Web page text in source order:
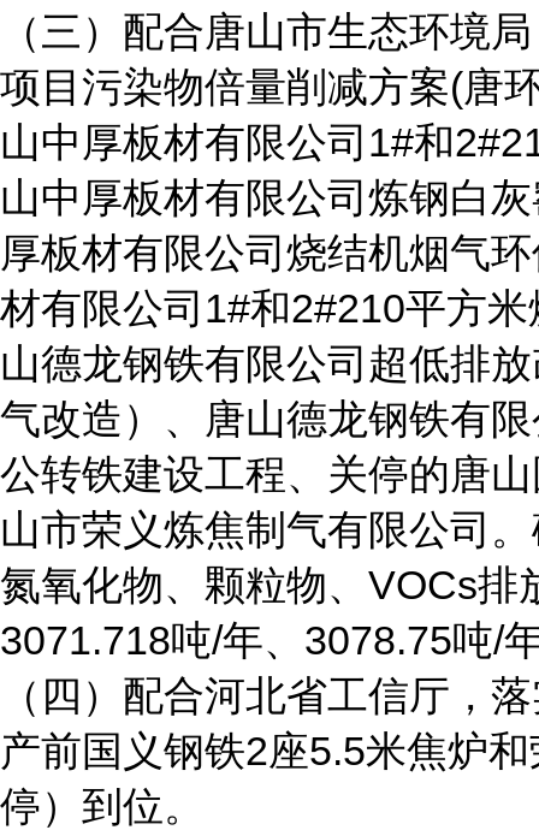
（三）配合唐山市生态环境
项目污染物倍量削减方案(唐
山中厚板材有限公司1#和
山中厚板材有限公司炼钢白
厚板材有限公司烧结机烟气
材有限公司1#和2#210平方
山德龙钢铁有限公司超低排
气改造）、唐山德龙钢铁有
公转铁建设工程、关停的唐
山市荣义炼焦制气有限公司
氮氧化物、颗粒物、VOCs
3071.718吨/年、3078.75吨/
（四）配合河北省工信厅，
产前国义钢铁2座5.5米焦炉
停）到位。